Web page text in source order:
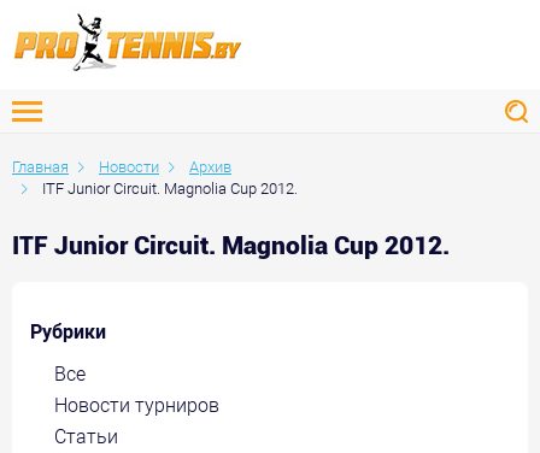
Главная Новости
Архив
ITF Junior Circuit. Magnolia Cup 2012.
ITF Junior Circuit. Magnolia Cup 2012.
Рубрики
Все
Новости турниров
Статьи